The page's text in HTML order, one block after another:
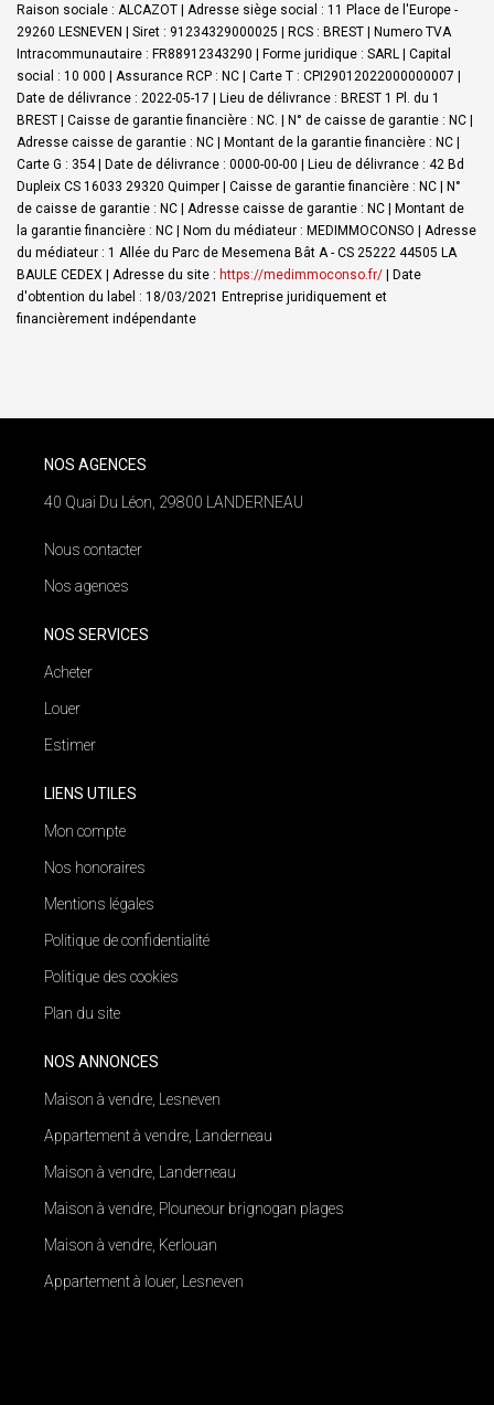
Raison sociale : ALCAZOT | Adresse siège social : 11 Place de l'Europe -
29260 LESNEVEN | Siret : 91234329000025 | RCS : BREST | Numero TVA
Intracommunautaire : FR88912343290 | Forme juridique : SARL | Capital
social : 10 000 | Assurance RCP : NC | Carte T : CPI29012022000000007 |
Date de délivrance : 2022-05-17 | Lieu de délivrance : BREST 1 Pl. du 1
BREST | Caisse de garantie financière : NC. | N° de caisse de garantie : NC |
Adresse caisse de garantie : NC | Montant de la garantie financière : NC |
Carte G : 354 | Date de délivrance : 0000-00-00 | Lieu de délivrance : 42 Bd
Dupleix CS 16033 29320 Quimper | Caisse de garantie financière : NC | N°
de caisse de garantie : NC | Adresse caisse de garantie : NC | Montant de
la garantie financière : NC | Nom du médiateur : MEDIMMOCONSO | Adresse
du médiateur : 1 Allée du Parc de Mesemena Bât A - CS 25222 44505 LA
BAULE CEDEX | Adresse du site : https://medimmoconso.fr/ | Date
d'obtention du label : 18/03/2021 Entreprise juridiquement et
financièrement indépendante
NOS AGENCES
40 Quai Du Léon, 29800 LANDERNEAU
Nous contacter
Nos agences
NOS SERVICES
Acheter
Louer
Estimer
LIENS UTILES
Mon compte
Nos honoraires
Mentions légales
Politique de confidentialité
Politique des cookies
Plan du site
NOS ANNONCES
Maison à vendre, Lesneven
Appartement à vendre, Landerneau
Maison à vendre, Landerneau
Maison à vendre, Plouneour brignogan plages
Maison à vendre, Kerlouan
Appartement à louer, Lesneven